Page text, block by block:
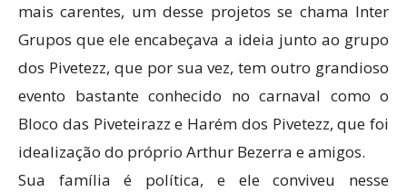
mais carentes, um desse projetos se chama Inter
Grupos que ele encabeçava a ideia junto ao grupo
dos Pivetezz, que por sua vez, tem outro grandioso
evento bastante conhecido no carnaval como o
Bloco das Piveteirazz e Harém dos Pivetezz, que foi
idealização do próprio Arthur Bezerra e amigos.
Sua família é política, e ele conviveu nesse